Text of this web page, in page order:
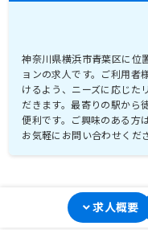
神奈川県横浜市青葉区に位
ョンの求人です。ご利用者
けるよう、ニーズに応じた
だきます。最寄りの駅から
便利です。ご興味のある方
求人概要